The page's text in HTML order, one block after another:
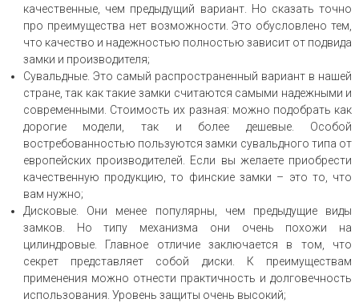
качественные, чем предыдущий вариант. Но сказать точно
про преимущества нет возможности. Это обусловлено тем,
что качество и надежностью полностью зависит от подвида
замки и производителя;
Сувальдные. Это самый распространенный вариант в нашей
стране, так как такие замки считаются самыми надежными и
современными. Стоимость их разная: можно подобрать как
дорогие модели, так и более дешевые. Особой
востребованностью пользуются замки сувальдного типа от
европейских производителей. Если вы желаете приобрести
качественную продукцию, то финские замки – это то, что
вам нужно;
Дисковые. Они менее популярны, чем предыдущие виды
замков. Но типу механизма они очень похожи на
цилиндровые. Главное отличие заключается в том, что
секрет представляет собой диски. К преимуществам
применения можно отнести практичность и долговечность
использования. Уровень защиты очень высокий;